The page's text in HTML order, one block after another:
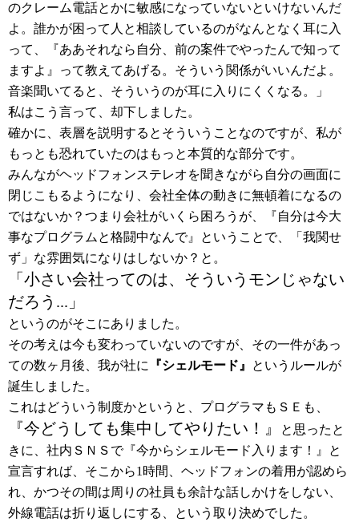
のクレーム電話とかに敏感になっていないといけないんだ
よ。誰かが困って人と相談しているのがなんとなく耳に入
って、『ああそれなら自分、前の案件でやったんで知って
ますよ』って教えてあげる。そういう関係がいいんだよ。
音楽聞いてると、そういうのが耳に入りにくくなる。」
私はこう言って、却下しました。
確かに、表層を説明するとそういうことなのですが、私が
もっとも恐れていたのはもっと本質的な部分です。
みんながヘッドフォンステレオを聞きながら自分の画面に
閉じこもるようになり、会社全体の動きに無頓着になるの
ではないか？つまり会社がいくら困ろうが、『自分は今大
事なプログラムと格闘中なんで』ということで、「我関せ
ず」な雰囲気になりはしないか？と。
「小さい会社ってのは、そういうモンじゃない
だろう...」
というのがそこにありました。
その考えは今も変わっていないのですが、その一件があっ
ての数ヶ月後、我が社に
『シェルモード』
というルールが
誕生しました。
これはどういう制度かというと、プログラマもＳＥも、
『今どうしても集中してやりたい！』
と思ったと
きに、社内ＳＮＳで『今からシェルモード入ります！』と
宣言すれば、そこから1時間、ヘッドフォンの着用が認めら
れ、かつその間は周りの社員も余計な話しかけをしない、
外線電話は折り返しにする、という取り決めでした。